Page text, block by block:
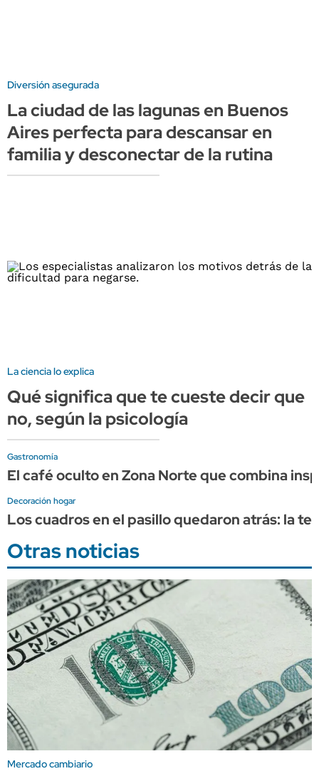
Diversión asegurada
La ciudad de las lagunas en Buenos
Aires perfecta para descansar en
familia y desconectar de la rutina
La ciencia lo explica
Qué significa que te cueste decir que
no, según la psicología
Gastronomía
El café oculto en Zona Norte que combina
Decoración hogar
Los cuadros en el pasillo quedaron atrás: la
Otras noticias
Mercado cambiario